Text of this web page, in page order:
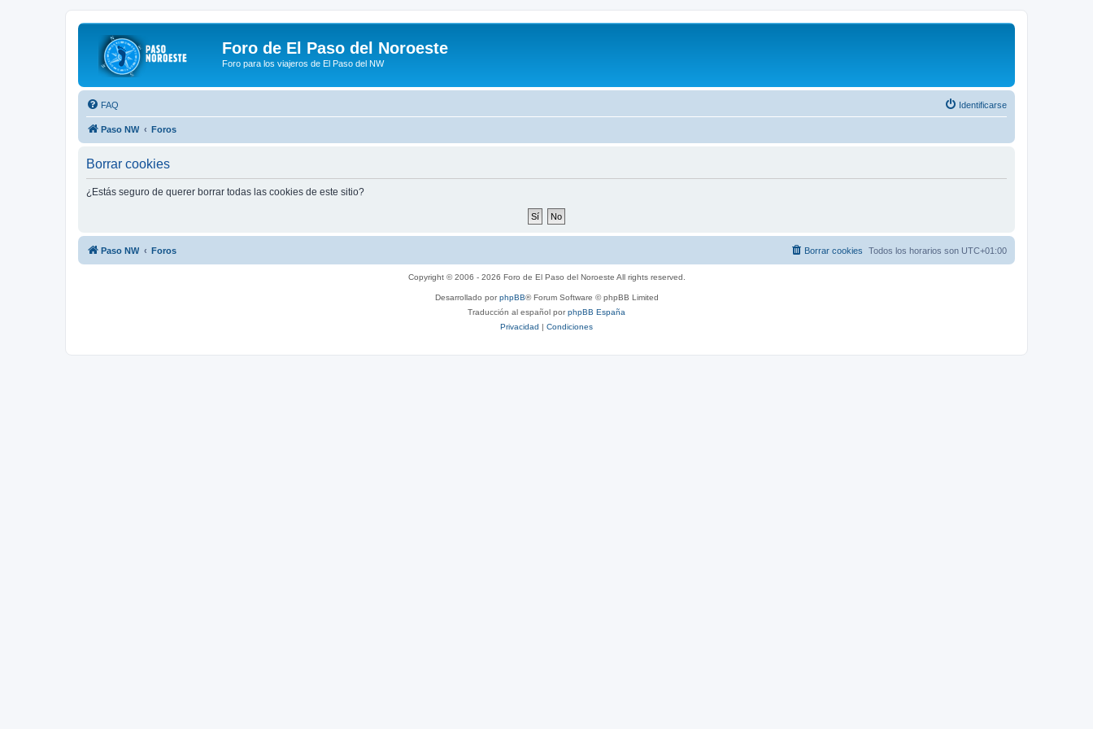
Foro de El Paso del Noroeste
Foro para los viajeros de El Paso del NW
FAQ Identificarse
Paso NW Foros
Borrar cookies
¿Estás seguro de querer borrar todas las cookies de este sitio?
Paso NW Foros Todos los horarios son UTC+01:00
Borrar cookies
Copyright © 2006 - 2026 Foro de El Paso del Noroeste All rights reserved.
Desarrollado porphpBB® Forum Software © phpBB Limited
Traducción al español porphpBB España
Privacidad | Condiciones